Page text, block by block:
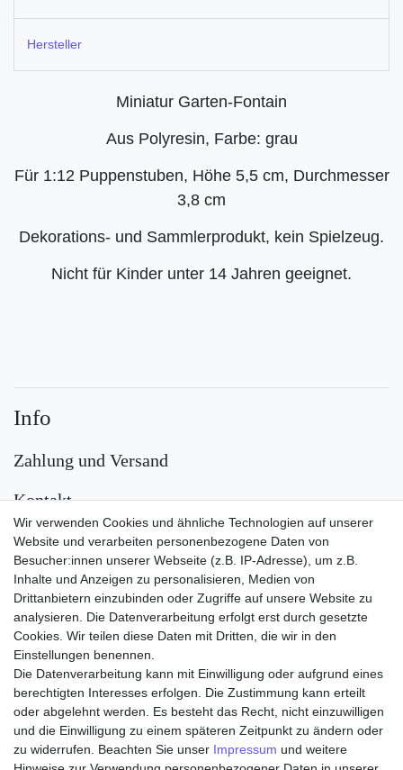
Hersteller
Miniatur Garten-Fontain
Aus Polyresin, Farbe: grau
Für 1:12 Puppenstuben, Höhe 5,5 cm, Durchmesser
3,8 cm
Dekorations- und Sammlerprodukt, kein Spielzeug.
Nicht für Kinder unter 14 Jahren geeignet.
Wir verwenden Cookies und ähnliche Technologien auf unserer
Website und verarbeiten personenbezogene Daten von
Besucher:innen unserer Webseite (z.B. IP-Adresse), um z.B.
Inhalte und Anzeigen zu personalisieren, Medien von
Drittanbietern einzubinden oder Zugriffe auf unsere Website zu
analysieren. Die Datenverarbeitung erfolgt erst durch gesetzte
Cookies. Wir teilen diese Daten mit Dritten, die wir in den
Einstellungen benennen.
Die Datenverarbeitung kann mit Einwilligung oder aufgrund eines
berechtigten Interesses erfolgen. Die Zustimmung kann erteilt
oder abgelehnt werden. Es besteht das Recht, nicht einzuwilligen
und die Einwilligung zu einem späteren Zeitpunkt zu ändern oder
zu widerrufen. Beachten Sie unser Impressum und weitere
Info
Zahlung und Versand
Kontakt
Versand
Zahlungsarten